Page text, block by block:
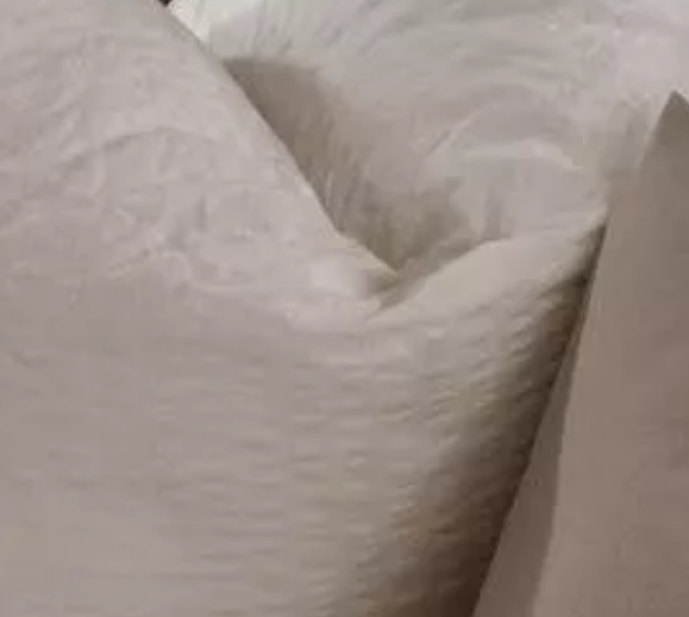
Bis bald gesund und munter bei uns
– Ihre Gastgeber aus Leidenschaft.
Chalets
Wellness
Restaurant